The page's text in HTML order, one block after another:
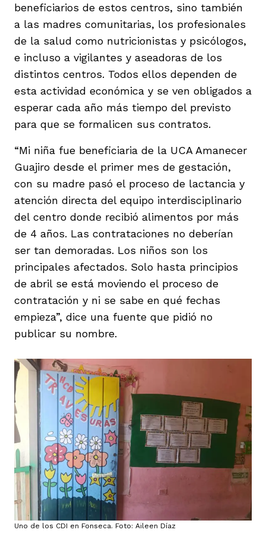
beneficiarios de estos centros, sino también
a las madres comunitarias, los profesionales
de la salud como nutricionistas y psicólogos,
e incluso a vigilantes y aseadoras de los
distintos centros. Todos ellos dependen de
esta actividad económica y se ven obligados a
esperar cada año más tiempo del previsto
para que se formalicen sus contratos.
“Mi niña fue beneficiaria de la UCA Amanecer
Guajiro desde el primer mes de gestación,
con su madre pasó el proceso de lactancia y
atención directa del equipo interdisciplinario
del centro donde recibió alimentos por más
de 4 años. Las contrataciones no deberían
ser tan demoradas. Los niños son los
principales afectados. Solo hasta principios
de abril se está moviendo el proceso de
contratación y ni se sabe en qué fechas
empieza”, dice una fuente que pidió no
publicar su nombre.
Uno de los CDI en Fonseca. Foto: Aileen Díaz